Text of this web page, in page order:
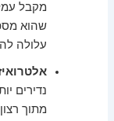
מקבל
שהוא
עלולה
נדירים
מתוך